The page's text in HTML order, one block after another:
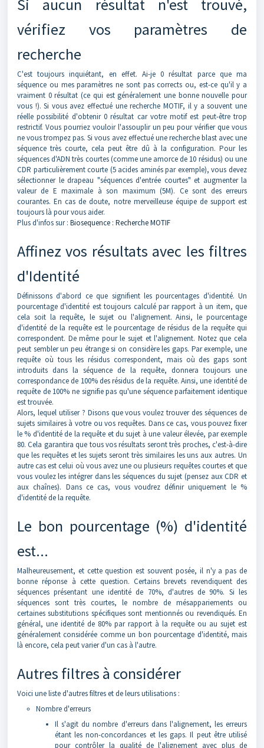
Si aucun résultat n'est trouvé,
vérifiez vos paramètres de
recherche
C'est toujours inquiétant, en effet. Ai-je 0 résultat parce que ma
séquence ou mes paramètres ne sont pas corrects ou, est-ce qu'il y a
vraiment 0 résultat (ce qui est généralement une bonne nouvelle pour
vous !). Si vous avez effectué une recherche MOTIF, il y a souvent une
réelle possibilité d'obtenir 0 résultat car votre motif est peut-être trop
restrictif. Vous pourriez vouloir l'assouplir un peu pour vérifier que vous
ne vous trompez pas. Si vous avez effectué une recherche blast avec une
séquence très courte, cela peut être dû à la configuration. Pour les
séquences d'ADN très courtes (comme une amorce de 10 résidus) ou une
CDR particulièrement courte (5 acides aminés par exemple), vous devez
sélectionner le drapeau "séquences d'entrée courtes" et augmenter la
valeur de E maximale à son maximum (5M). Ce sont des erreurs
courantes. En cas de doute, notre merveilleuse équipe de support est
toujours là pour vous aider.
Plus d'infos sur : Biosequence : Recherche MOTIF
Affinez vos résultats avec les filtres
d'Identité
Définissons d'abord ce que signifient les pourcentages d'identité. Un
pourcentage d'identité est toujours calculé par rapport à un item, que
cela soit la requête, le sujet ou l'alignement. Ainsi, le pourcentage
d'identité de la requête est le pourcentage de résidus de la requête qui
correspondent. De même pour le sujet et l'alignement. Notez que cela
peut sembler un peu étrange si on considère les gaps. Par exemple, une
requête où tous les résidus correspondent, mais où des gaps sont
introduits dans la séquence de la requête, donnera toujours une
correspondance de 100% des résidus de la requête. Ainsi, une identité de
requête de 100% ne signifie pas qu'une séquence parfaitement identique
est trouvée.
Alors, lequel utiliser ? Disons que vous voulez trouver des séquences de
sujets similaires à votre ou vos requêtes. Dans ce cas, vous pouvez fixer
le % d'identité de la requête et du sujet à une valeur élevée, par exemple
80. Cela garantira que tous vos résultats seront très proches, c'est-à-dire
que les requêtes et les sujets seront très similaires les uns aux autres. Un
autre cas est celui où vous avez une ou plusieurs requêtes courtes et que
vous voulez les intégrer dans les séquences du sujet (pensez aux CDR et
aux chaînes). Dans ce cas, vous voudrez définir uniquement le %
d'identité de la requête.
Le bon pourcentage (%) d'identité
est...
Malheureusement, et cette question est souvent posée, il n'y a pas de
bonne réponse à cette question. Certains brevets revendiquent des
séquences présentant une identité de 70%, d'autres de 90%. Si les
séquences sont très courtes, le nombre de mésappariements ou
certaines substitutions spécifiques sont mentionnés ou revendiqués. En
général, une identité de 80% par rapport à la requête ou au sujet est
généralement considérée comme un bon pourcentage d'identité, mais
là encore, cela peut varier d'un cas à l'autre.
Autres filtres à considérer
Voici une liste d'autres filtres et de leurs utilisations :
Nombre d'erreurs
Il s'agit du nombre d'erreurs dans l'alignement, les erreurs
étant les non-concordances et les gaps. Il peut être utilisé
pour contrôler la qualité de l'alignement avec plus de